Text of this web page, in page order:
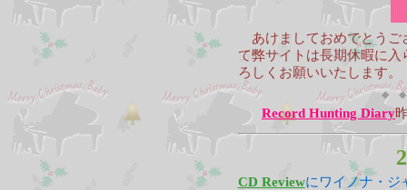
あけましておめでとうご
て弊サイトは長期休暇に
ろしくお願いいたします。
◆
Record Hunting Diary
CD Reviewにワイノナ・ジ